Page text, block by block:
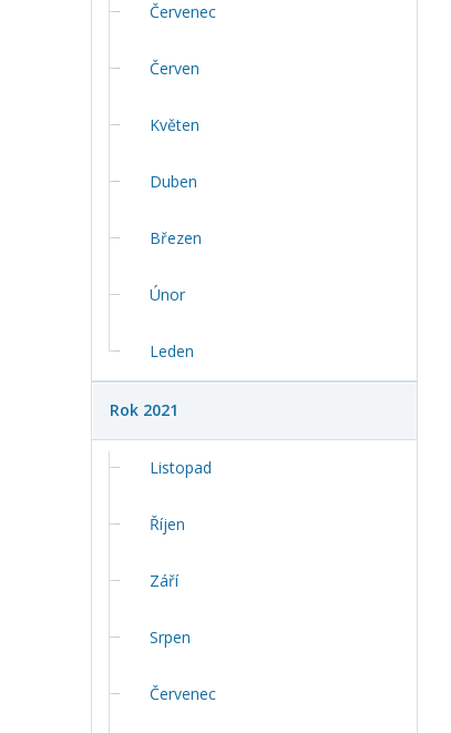
Červenec
Červen
Květen
Duben
Březen
Únor
Leden
Rok 2021
Listopad
Říjen
Září
Srpen
Červenec